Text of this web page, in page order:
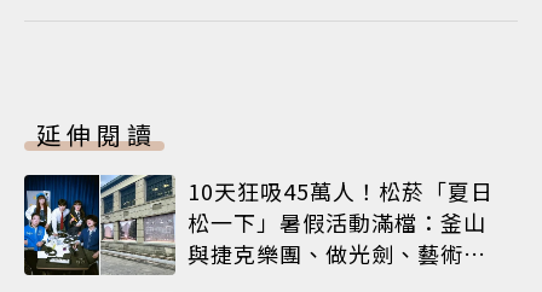
延伸閱讀
10天狂吸45萬人！松菸「夏日
松一下」暑假活動滿檔：釜山
與捷克樂團、做光劍、藝術窗